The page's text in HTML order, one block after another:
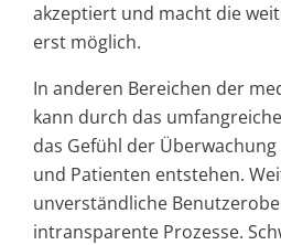
akzeptiert und macht die
erst möglich.
In anderen Bereichen der
kann durch das
das Gefühl der
und Patienten entstehen.
unverständliche
intransparente Prozesse.